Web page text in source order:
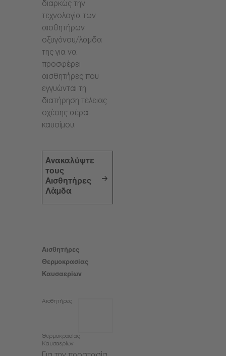
διαρκώς την
τεχνολογία των
αισθητήρων
οξυγόνου/λάμδα
της για να
προσφέρει
αισθητήρες που
εγγυώνται τη
διατήρηση τέλειας
σχέσης αέρα-
καυσίμου.
Ανακαλύψτε
τους
Αισθητήρες
Λάμδα
Αισθητήρες
Θερμοκρασίας
Καυσαερίων
Αισθητήρες
Θερμοκρασίας
Καυσαερίων